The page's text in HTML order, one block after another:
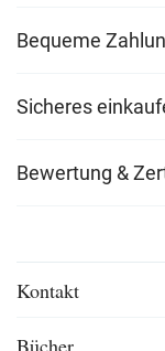
Bequeme
Sicheres
Bewertung &
Kontakt
Bücher